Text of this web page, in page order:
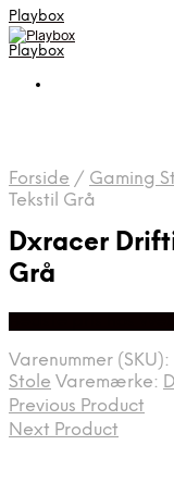
Playbox
Playbox
Forside / Gaming
Tekstil Grå
Dxracer
Grå
Varenummer (SKU):
Stole Varemærke:
Previous Product
Next Product